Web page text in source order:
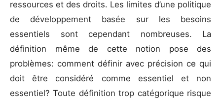
ressources et des droits. Les limites d’une politique
de développement basée sur les besoins
essentiels sont cependant nombreuses. La
définition même de cette notion pose des
problèmes: comment définir avec précision ce qui
doit être considéré comme essentiel et non
essentiel? Toute définition trop catégorique risque